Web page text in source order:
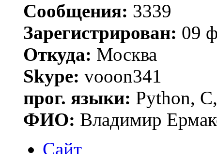
Сообщения: 3339
Зарегистрирован: 09
Откуда: Москва
Skype: vooon341
прог. языки: Python,
ФИО: Владимир
Сайт